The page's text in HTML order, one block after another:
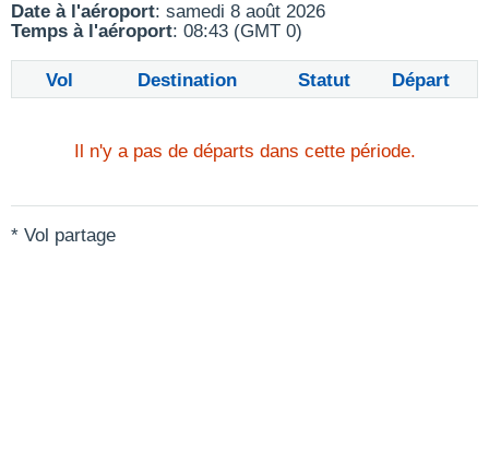
Date à l'aéroport: samedi 8 août 2026
Temps à l'aéroport: 08:43 (GMT 0)
Vol Destination Statut Départ
Il n'y a pas de départs dans cette période.
* Vol partage